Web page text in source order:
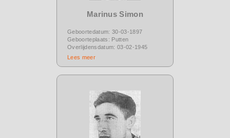
Marinus Simon
Geboortedatum: 30-03-1897
Geboorteplaats: Putten
Overlijdensdatum: 03-02-1945
Lees meer